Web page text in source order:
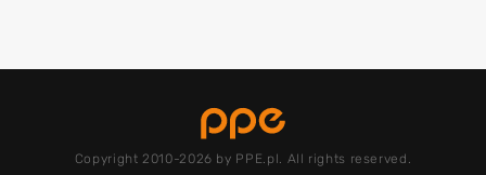
Copyright 2010-2026 by PPE.pl. All rights reserved.